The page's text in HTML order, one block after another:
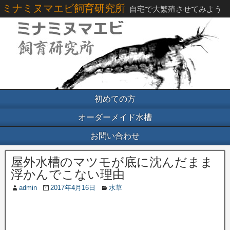
ミナミヌマエビ飼育研究所 自宅で大繁殖させてみよう
初めての方
オーダーメイド水槽
お問い合わせ
屋外水槽のマツモが底に沈んだまま
浮かんでこない理由
admin 2017年4月16日 水草